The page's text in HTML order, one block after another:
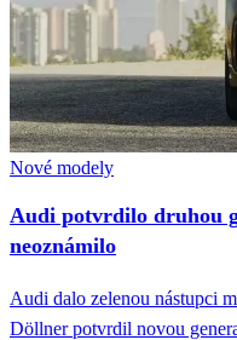
Nové modely
Audi potvrdilo druhou
neoznámilo
Audi dalo zelenou nástupci
Döllner potvrdil novou